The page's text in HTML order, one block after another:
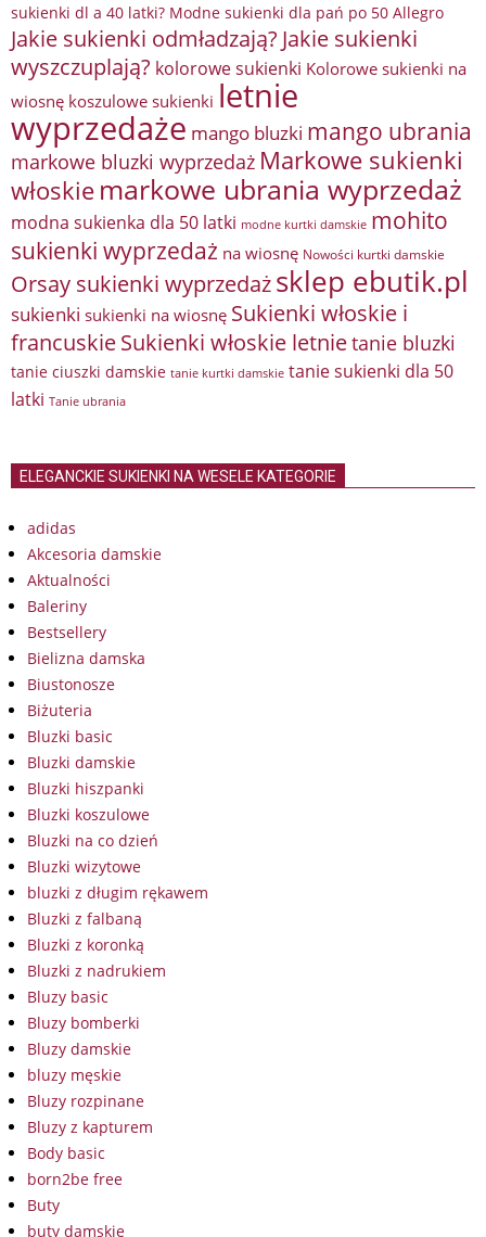
sukienki dl a 40 latki? Modne sukienki dla pań po 50 Allegro
Jakie sukienki odmładzają? Jakie sukienki
wyszczuplają? kolorowe sukienki Kolorowe sukienki na
wiosnę koszulowe sukienki letnie
wyprzedaże mango bluzki mango ubrania
markowe bluzki wyprzedaż Markowe sukienki
włoskie markowe ubrania wyprzedaż
modna sukienka dla 50 latki modne kurtki damskie mohito
sukienki wyprzedaż na wiosnę Nowości kurtki damskie
Orsay sukienki wyprzedażsklep ebutik.pl
sukienki sukienki na wiosnę Sukienki włoskie i
francuskieSukienki włoskie letnietanie bluzki
tanie ciuszki damskie tanie kurtki damskie tanie sukienki dla 50
latki Tanie ubrania
ELEGANCKIE SUKIENKI NA WESELE KATEGORIE
adidas
Akcesoria damskie
Aktualności
Baleriny
Bestsellery
Bielizna damska
Biustonosze
Biżuteria
Bluzki basic
Bluzki damskie
Bluzki hiszpanki
Bluzki koszulowe
Bluzki na co dzień
Bluzki wizytowe
bluzki z długim rękawem
Bluzki z falbaną
Bluzki z koronką
Bluzki z nadrukiem
Bluzy basic
Bluzy bomberki
Bluzy damskie
bluzy męskie
Bluzy rozpinane
Bluzy z kapturem
Body basic
born2be free
Buty
buty damskie